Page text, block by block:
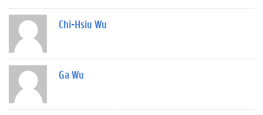
Chi-Hsiu Wu
Ga Wu